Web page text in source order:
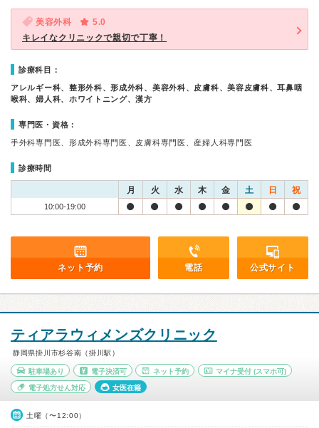
美容外科
5.0
キレイなクリニックで親切で丁寧！
診療科目：
アレルギー科、整形外科、形成外科、美容外科、皮膚科、美容皮膚科、耳鼻咽
喉科、婦人科、ホワイトニング、漢方
専門医・資格：
手外科専門医、形成外科専門医、皮膚科専門医、産婦人科専門医
診療時間
月 火 水 木 金 土 日 祝
10:00-19:00
ネット予約 電話 公式サイト
ティアラウィメンズクリニック
静岡県掛川市杉谷南（掛川駅）
駐車場あり 電子決済可 ネット予約 マイナ受付 (スマホ可)
電子処方せん対応 女医在籍
土曜（〜12:00）